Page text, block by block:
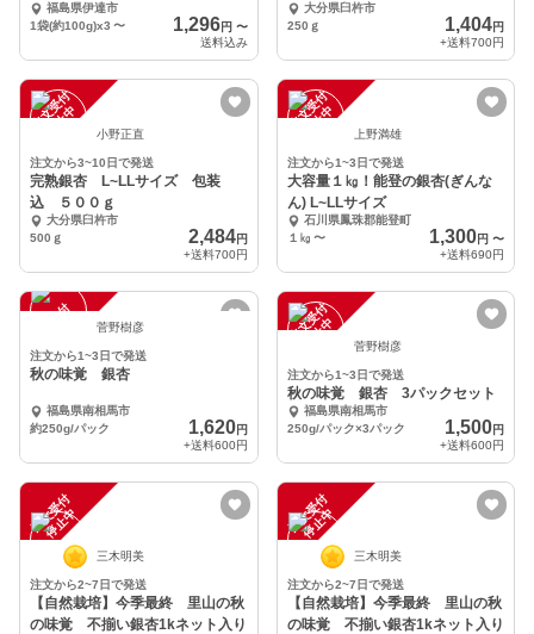
(100g)x3〜
福島県伊達市
1袋(約100g)x3 〜 1,296円 〜
送料込み
大分県臼杵市
250ｇ
1,404円
+送料700円
注
文
受
付
停
止
中 小野正直
注文から3~10日で発送
完熟銀杏 L~LLサイズ 包装
込 ５００ｇ
大分県臼杵市
500ｇ
2,484円
+送料700円
注
文
受
付
停
止
中 上野満雄
注文から1~3日で発送
大容量１㎏！能登の銀杏(ぎんな
ん) L~LLサイズ
石川県鳳珠郡能登町
１㎏ 〜 1,300円 〜
+送料690円
注
文
受
付
停
止 菅野樹彦
注文から1~3日で発送
秋の味覚 銀杏
福島県南相馬市
約250g/パック
1,620円
+送料600円
注
文
受
付
停
止
中 菅野樹彦
注文から1~3日で発送
秋の味覚 銀杏 3パックセット
福島県南相馬市
250g/パック×3パック
1,500円
+送料600円
注
文
受
付
停
止
中
三木明美
注文から2~7日で発送
【自然栽培】今季最終 里山の秋
の味覚 不揃い銀杏1kネット入り
注
文
受
付
停
止
中
三木明美
注文から2~7日で発送
【自然栽培】今季最終 里山の秋
の味覚 不揃い銀杏1kネット入り